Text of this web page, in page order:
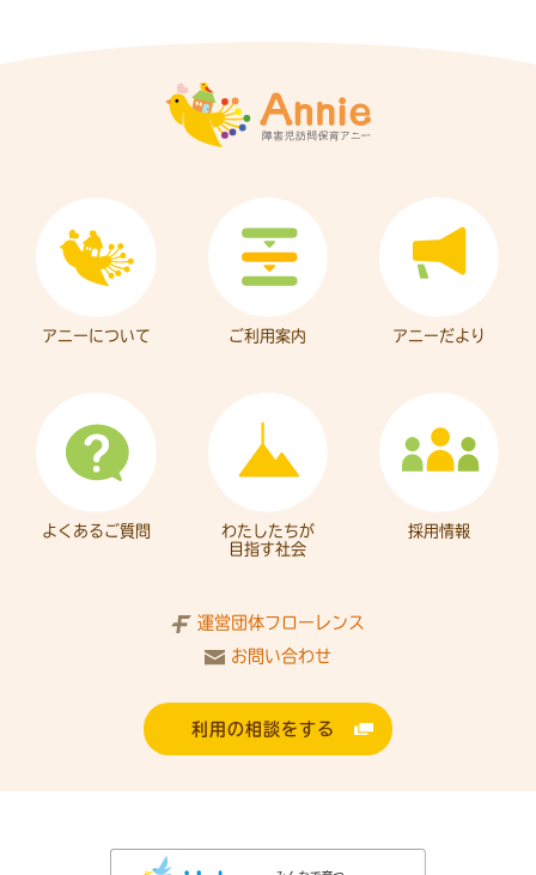
アニーについて ご利用案内 アニーだより
よくあるご質問
わたしたちが
目指す社会
採用情報
運営団体フローレンス
お問い合わせ
利用の相談をする